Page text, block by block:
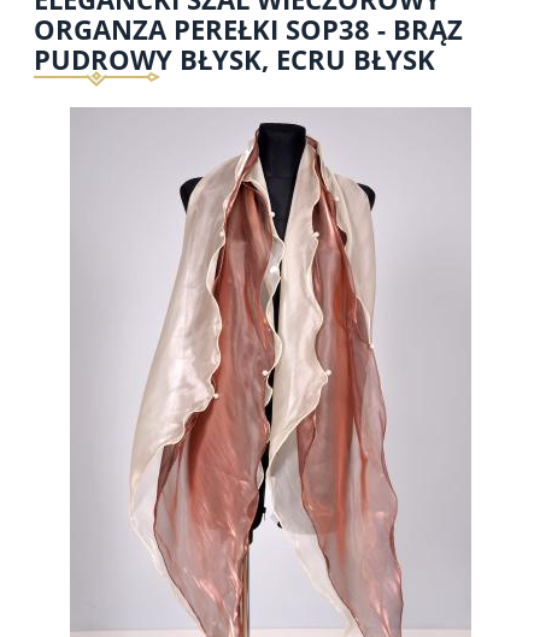
ORGANZA PEREŁKI SOP38 - BRĄZ
PUDROWY BŁYSK, ECRU BŁYSK